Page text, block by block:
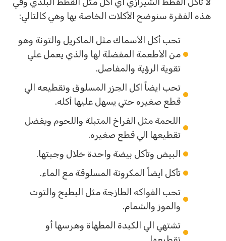
هذه الفقرة سنوضح الأكلات الخاصة بها وهي كالتالي:
تحب أكل الأسماك مثل الماكريل والتونة وهو
من الأطعمة المفضلة لها والذي يعمل علي
تقوية الرؤية والمفاصل.
تحب ايضاً اكل الجزر المسلوق وتقطيعه الي
قطع صغيره حتي يسهل عليها أكله.
اللحمة مثل الفراخ المتبلة واللحوم ويفضل
تقطيعها الي قطع صغيره.
البيض وتأكل بيضة واحدة خلال وجبتها.
تأكل ايضاً المكرونة المسلوقة مع الماء.
تحب الفواكه الطازجة مثل البطيح والتوت
والموز والشمام.
تشتهي الي الكبدة المطهاة وهرسها أو